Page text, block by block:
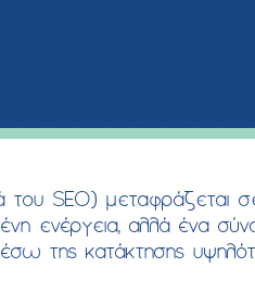
SEO) μεταφράζεται
ενέργεια, αλλά ένα
της κατάκτησης